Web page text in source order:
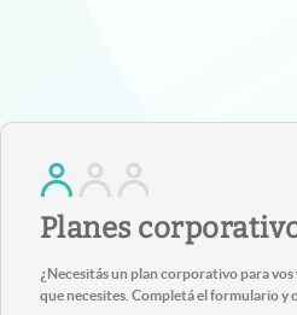
Planes
¿Necesitás un plan corporativo para vos
que necesites. Completá el formulario y